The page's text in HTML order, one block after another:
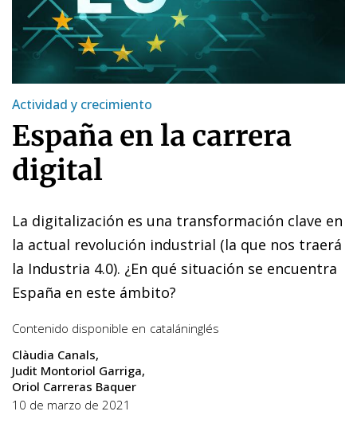
Actividad y crecimiento
España en la carrera
digital
La digitalización es una transformación clave en
la actual revolución industrial (la que nos traerá
la Industria 4.0). ¿En qué situación se encuentra
España en este ámbito?
Contenido disponible en cataláninglés
Clàudia Canals
Judit Montoriol Garriga
Oriol Carreras Baquer
10 de marzo de 2021